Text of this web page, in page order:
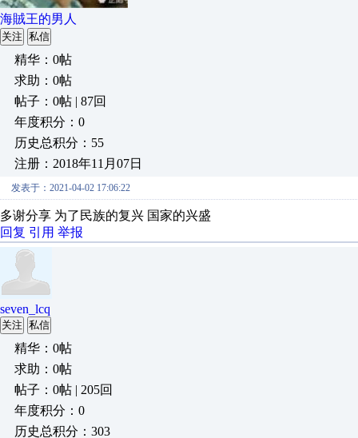
海賊王的男人
关注 私信
精华：0帖
求助：0帖
帖子：0帖 | 87回
年度积分：0
历史总积分：55
注册：2018年11月07日
发表于：2021-04-02 17:06:22
多谢分享 为了民族的复兴 国家的兴盛
回复 引用 举报
seven_lcq
关注 私信
精华：0帖
求助：0帖
帖子：0帖 | 205回
年度积分：0
历史总积分：303